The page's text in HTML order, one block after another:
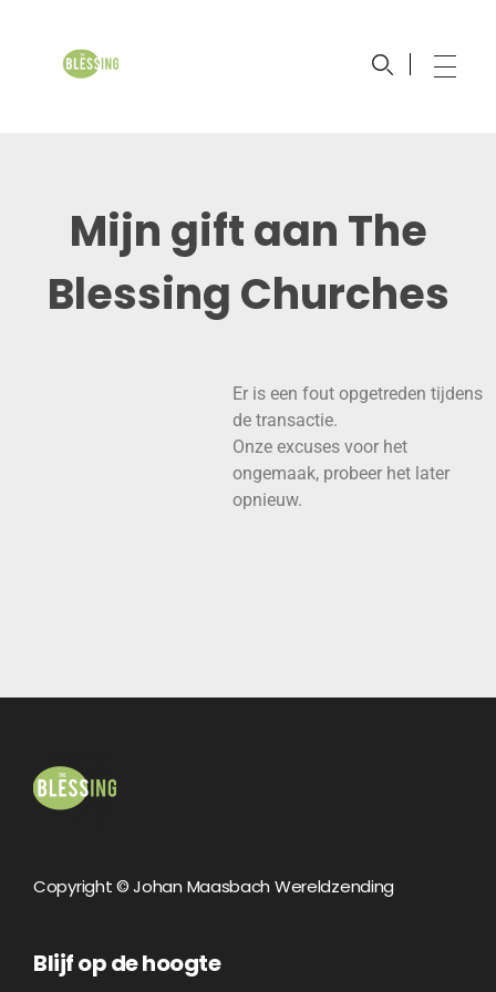
Mijn gift aan The
Blessing Churches
Er is een fout opgetreden tijdens
de transactie.
Onze excuses voor het
ongemaak, probeer het later
opnieuw.
Copyright © Johan Maasbach Wereldzending
Blijf op de hoogte